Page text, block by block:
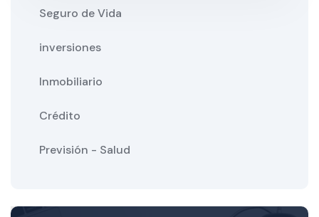
Seguro de Vida
inversiones
Inmobiliario
Crédito
Previsión - Salud